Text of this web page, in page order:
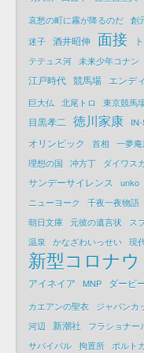
哀愁の町に霧が降るのだ 創
迷子 酒井昭伸 面接
テテュス河 未来少年コナン
江戸時代 競馬場 エンデ
巨大仏 北尾トロ 東京競馬
目黒孝二 徳川家康
オリンピック 首相 一夢
理想の国 冲方丁 ダイワス
サンデーサイレンス unko
ニューヨーク
千夜一夜物語
朝日文庫 元彼の遺言状 ス
温泉
かなざわいっせい 現
新型コロナ
アイネイア
MNP ダービ
カエアンの聖衣
ジャパンカ
河辺 新潮社 フラショナー
サバイバル 拘置所 ポルト